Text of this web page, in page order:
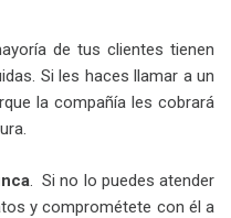
de tus clientes tienen
Si les haces llamar a un
la compañía les cobrará
. Si no lo puedes atender
y comprométete con él a